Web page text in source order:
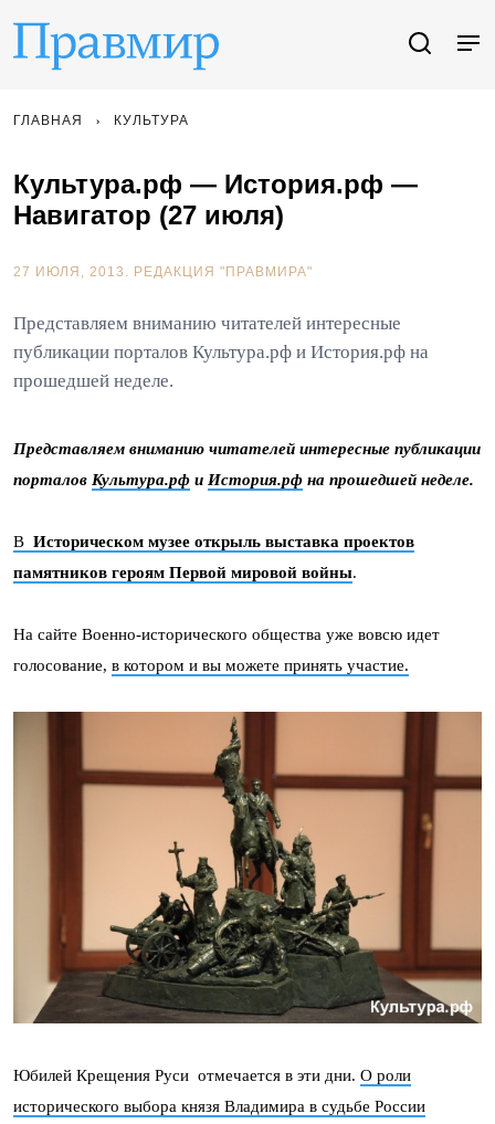
ГЛАВНАЯ КУЛЬТУРА
Культура.рф — История.рф —
Навигатор (27 июля)
27 ИЮЛЯ, 2013. РЕДАКЦИЯ "ПРАВМИРА"
Представляем вниманию читателей интересные
публикации порталов Культура.рф и История.рф на
прошедшей неделе.
Представляем вниманию читателей интересные публикации
порталов Культура.рф и История.рф на прошедшей неделе.
В Историческом музее открыль выставка проектов
памятников героям Первой мировой войны.
На сайте Военно-исторического общества уже вовсю идет
голосование, в котором и вы можете принять участие.
Юбилей Крещения Руси отмечается в эти дни. О роли
исторического выбора князя Владимира в судьбе России